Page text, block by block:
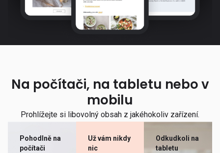
Na počítači, na tabletu nebo v
mobilu
Prohlížejte si libovolný obsah z jakéhokoliv zařízení.
Pohodlně na
počítači
Už vám nikdy
nic
Odkudkoli na
tabletu